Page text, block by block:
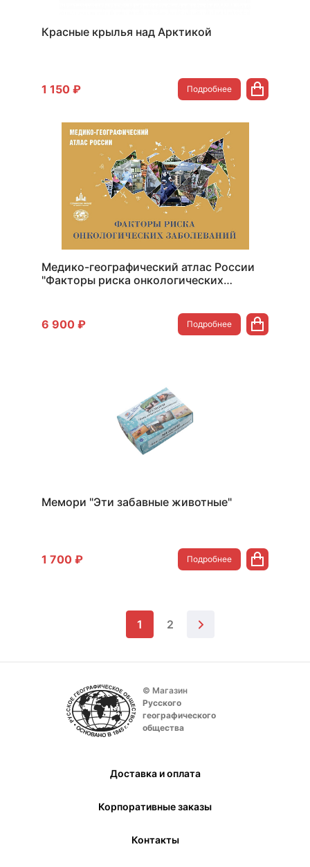
Красные крылья над Арктикой
1 150 ₽ Подробнее
Медико-географический атлас России
"Факторы риска онкологических
6 900 ₽ Подробнее
Мемори "Эти забавные животные"
1 700 ₽ Подробнее
1 2
© Магазин
Русского
географического
общества
Доставка и оплата
Корпоративные заказы
Контакты